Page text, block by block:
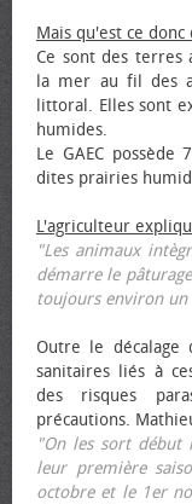
Mais qu'est ce
Ce sont des terres
la mer au fil des
littoral. Elles sont
humides.
Le GAEC
dites prairies
L'agriculteur
"Les animaux
démarre le
toujours environ un
Outre le
sanitaires liés à
des risques
précautions.
"On les sort
leur première
octobre et le 1er